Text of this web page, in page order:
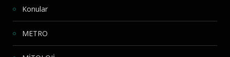
Konular
METRO